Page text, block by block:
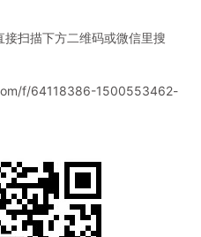
接扫描下方二维码或微信里搜
f/64118386-1500553462-